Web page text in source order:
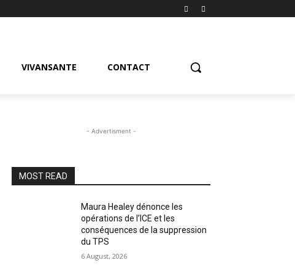
VIVANSANTE CONTACT
- Advertisment -
MOST READ
Maura Healey dénonce les
opérations de l’ICE et les
conséquences de la suppression
du TPS
6 August, 2026